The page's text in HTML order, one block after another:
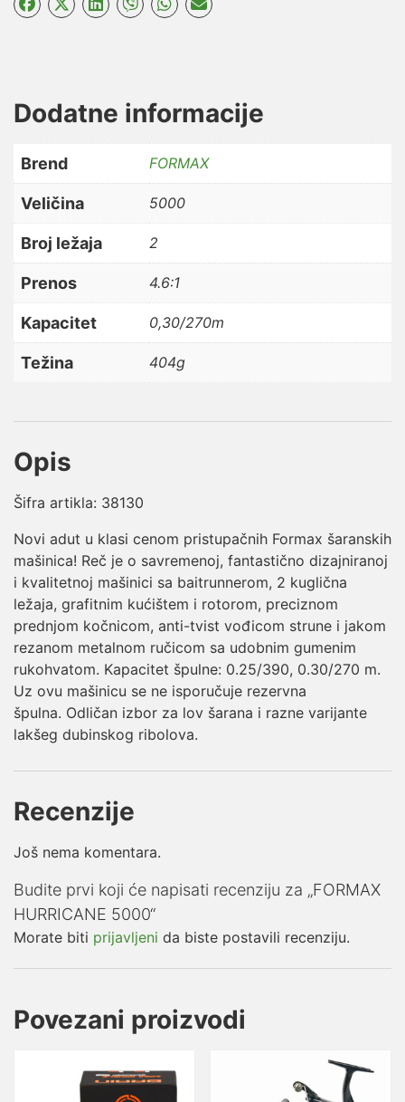
Dodatne informacije
Brend FORMAX
Veličina 5000
Broj ležaja 2
Prenos 4.6:1
Kapacitet 0,30/270m
Težina 404g
Opis
Šifra artikla: 38130
Novi adut u klasi cenom pristupačnih Formax šaranskih
mašinica! Reč je o savremenoj, fantastično dizajniranoj
i kvalitetnoj mašinici sa baitrunnerom, 2 kuglična
ležaja, grafitnim kućištem i rotorom, preciznom
prednjom kočnicom, anti-tvist vođicom strune i jakom
rezanom metalnom ručicom sa udobnim gumenim
rukohvatom. Kapacitet špulne: 0.25/390, 0.30/270 m.
Uz ovu mašinicu se ne isporučuje rezervna
špulna. Odličan izbor za lov šarana i razne varijante
lakšeg dubinskog ribolova.
Recenzije
Još nema komentara.
Budite prvi koji će napisati recenziju za „FORMAX
HURRICANE 5000“
Morate biti prijavljeni da biste postavili recenziju.
Povezani proizvodi